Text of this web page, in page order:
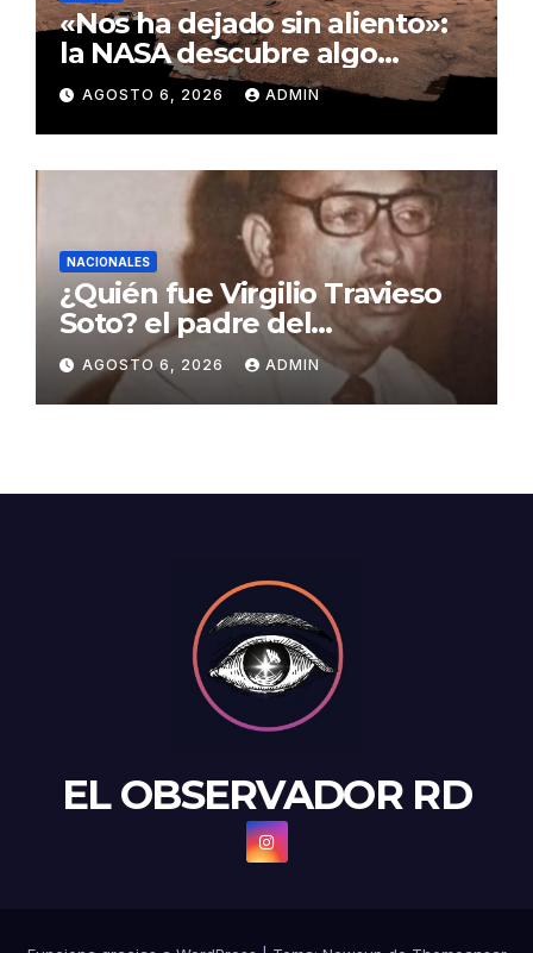
«Nos ha dejado sin aliento»:
la NASA descubre algo
insólito en Marte
AGOSTO 6, 2026 ADMIN
NACIONALES
¿Quién fue Virgilio Travieso
Soto? el padre del
baloncesto dominicano
AGOSTO 6, 2026 ADMIN
EL OBSERVADOR RD